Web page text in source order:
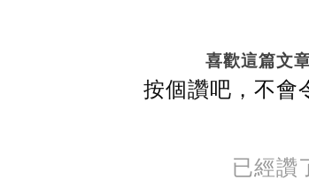
喜歡這篇文
按個讚吧，不會
已經讚